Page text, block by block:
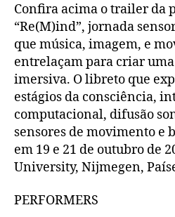
Confira acima o trailer da
“Re(M)ind”, jornada
que música, imagem, e
entrelaçam para criar
imersiva. O libreto que
estágios da consciência,
computacional, difusão
sensores de movimento e
em 19 e 21 de outubro de
University, Nijmegen,
PERFORMERS